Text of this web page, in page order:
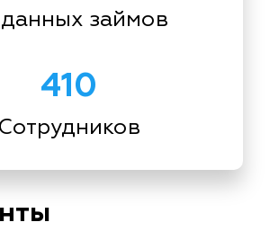
займов
410
Сотрудников